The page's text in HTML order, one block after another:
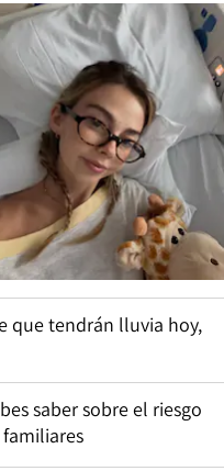
que tendrán lluvia hoy,
saber sobre el riesgo